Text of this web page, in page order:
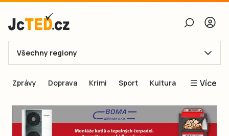
E-mail
Obnovit heslo
Všechny regiony
Zprávy Doprava Krimi Sport Kultura Více
Blogy
Inspirace